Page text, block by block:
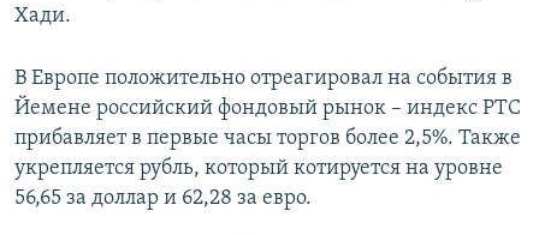
Хади.
В Европе положительно отреагировал на события в
Йемене российский фондовый рынок – индекс РТС
прибавляет в первые часы торгов более 2,5%. Также
укрепляется рубль, который котируется на уровне
56,65 за доллар и 62,28 за евро.